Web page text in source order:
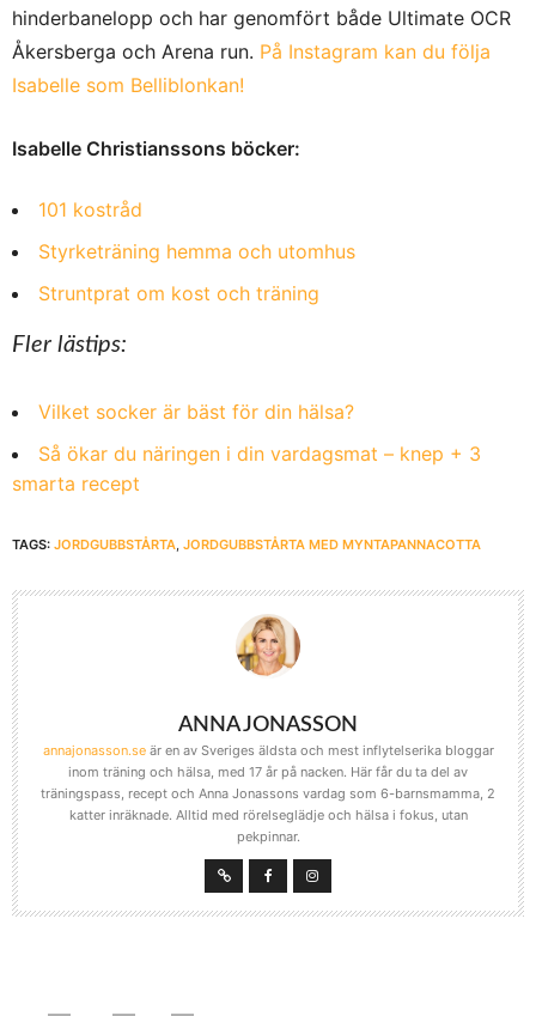
hinderbanelopp och har genomfört både Ultimate OCR
Åkersberga och Arena run. På Instagram kan du följa
Isabelle som Belliblonkan!
Isabelle Christianssons böcker:
101 kostråd
Styrketräning hemma och utomhus
Struntprat om kost och träning
Fler lästips:
Vilket socker är bäst för din hälsa?
Så ökar du näringen i din vardagsmat – knep + 3
smarta recept
TAGS: JORDGUBBSTÅRTA JORDGUBBSTÅRTA MED MYNTAPANNACOTTA
ANNA JONASSON
annajonasson.seär en av Sveriges äldsta och mest inflytelserika bloggar
inom träning och hälsa, med 17 år på nacken. Här får du ta del av
träningspass, recept och Anna Jonassons vardag som 6-barnsmamma, 2
katter inräknade. Alltid med rörelseglädje och hälsa i fokus, utan
pekpinnar.